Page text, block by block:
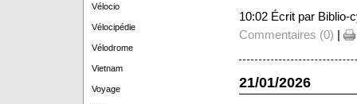
Vélocio
Vélocipédie
Vélodrome
Vietnam
Voyage
10:02 Écrit par Biblio-
Commentaires (0) |
21/01/2026